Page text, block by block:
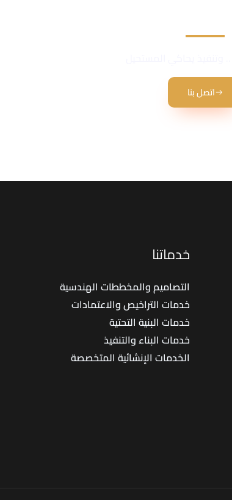
في في مجال المقاولات العامة
اتصل بنا
خدماتنا
التصاميم والمخططات الهندسية
خدمات التراخيص والاعتمادات
خدمات البنية التحتية
خدمات البناء والتنفيذ
الخدمات الإنشائية المتخصصة